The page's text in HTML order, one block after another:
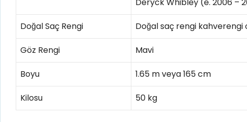
Doğal Saç Rengi Doğal saç rengi
Göz Rengi Mavi
Boyu 1.65 m veya 165 cm
Kilosu 50 kg